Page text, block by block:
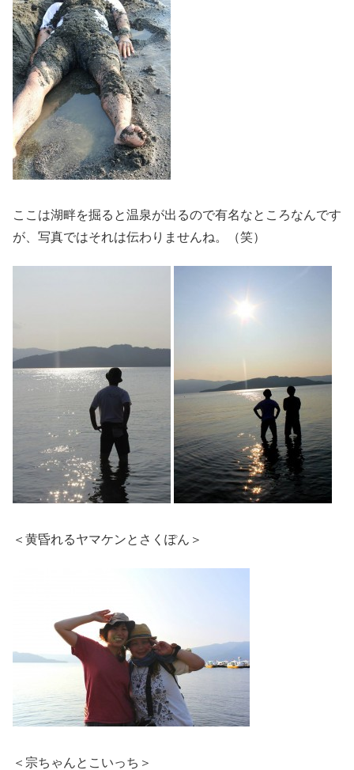
ここは湖畔を掘ると温泉が出るので有名なところなんです
が、写真ではそれは伝わりませんね。（笑）
＜黄昏れるヤマケンとさくぽん＞
＜宗ちゃんとこいっち＞